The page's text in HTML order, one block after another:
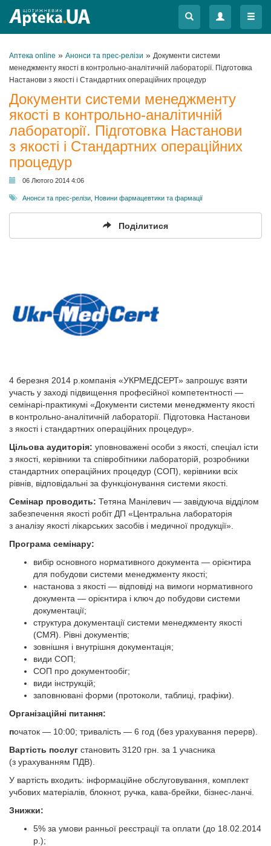
Меню
Меню
Аптека online » Анонси та прес-релізи » Документи системи
менеджменту якості в контрольно-аналітичній лабораторії. Підготовка
Настанови з якості і Стандартних операційних процедур
Документи системи менеджменту
якості в контрольно-аналітичній
лабораторії. Підготовка Настанови
з якості і Стандартних операційних
процедур
06 Лютого 2014 4:06
Анонси та прес-релізи Новини фармацевтики та фармації
Поділитися
4 березня 2014 р.компанія «УКРМЕДСЕРТ» запрошує взяти
участь у заході підвищення професійної компетентності —
семінарі-практикумі «Документи системи менеджменту якості
в контрольно-аналітичній лабораторії. Підготовка Настанови
з якості і стандартних операційних процедур».
Цільова аудиторія: уповноважені особи з якості, спеціал істи
з якості, керівники та співробітники лабораторій, розробники
стандартних операційних процедур (СОП), керівники всіх
рівнів, відповідальні за функціонування системи якості.
Семінар проводить: Тетяна Манілевич — завідуюча відділом
забезпечення якості робіт ДП «Центральна лабораторія
з аналізу якості лікарських засобів і медичної продукції».
Програма семінару:
вибір основного нормативного документа — орієнтира
для побудови системи менеджменту якості;
настанова з якості — відповіді на вимоги нормативного
документа — орієнтира і ключ до побудови системи
документації;
структура документації системи менеджменту якості
(СМЯ). Рівні документів;
зовнішня і внутрішня документація;
види СОП;
СОП про документообіг;
види інструкцій;
заповнювані форми (протоколи, таблиці, графіки).
Організаційні питання:
початок — 10:00; тривалість — 6 год (без урахування перерв).
Вартість послуг становить 3120 грн. за 1 учасника
(з урахуванням ПДВ).
У вартість входить: інформаційне обслуговування, комплект
учбових матеріалів, блокнот, ручка, кава-брейки, бізнес-ланчі.
Знижки:
5% за умови ранньої реєстрації та оплати (до 18.02.2014
р.);